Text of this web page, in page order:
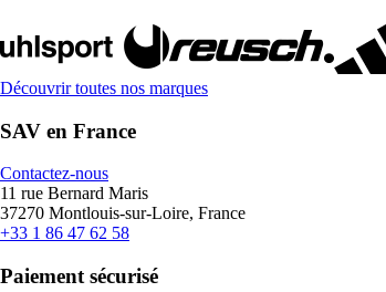
Découvrir toutes nos marques
SAV en France
Contactez-nous
11 rue Bernard Maris
37270 Montlouis-sur-Loire, France
+33 1 86 47 62 58
Paiement sécurisé